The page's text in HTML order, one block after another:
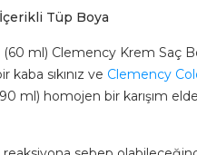
Tüp Boya
(60 ml) Clemency Krem Saç
sıkınız ve Clemency
ml) homojen bir karışım